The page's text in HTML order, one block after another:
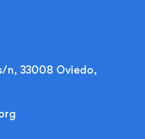
n, 33008 Oviedo,